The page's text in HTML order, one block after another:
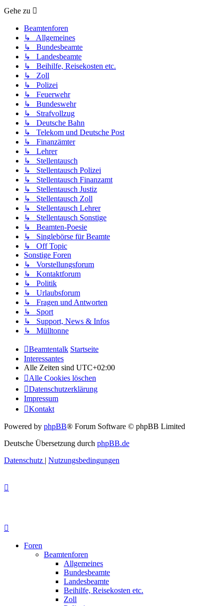
Gehe zu
Beamtenforen
↳ Allgemeines
↳ Bundesbeamte
↳ Landesbeamte
↳ Beihilfe, Reisekosten etc.
↳ Zoll
↳ Polizei
↳ Feuerwehr
↳ Bundeswehr
↳ Strafvollzug
↳ Deutsche Bahn
↳ Telekom und Deutsche Post
↳ Finanzämter
↳ Lehrer
↳ Stellentausch
↳ Stellentausch Polizei
↳ Stellentausch Finanzamt
↳ Stellentausch Justiz
↳ Stellentausch Zoll
↳ Stellentausch Lehrer
↳ Stellentausch Sonstige
↳ Beamten-Poesie
↳ Singlebörse für Beamte
↳ Off Topic
Sonstige Foren
↳ Vorstellungsforum
↳ Kontaktforum
↳ Politik
↳ Urlaubsforum
↳ Fragen und Antworten
↳ Sport
↳ Support, News & Infos
↳ Mülltonne
Beamtentalk Startseite
Interessantes
Alle Zeiten sind UTC+02:00
Alle Cookies löschen
Datenschutzerklärung
Impressum
Kontakt
Powered by phpBB® Forum Software © phpBB Limited
Deutsche Übersetzung durch phpBB.de
Datenschutz | Nutzungsbedingungen
Foren
Beamtenforen
Allgemeines
Bundesbeamte
Landesbeamte
Beihilfe, Reisekosten etc.
Zoll